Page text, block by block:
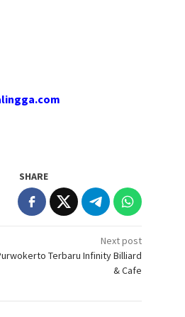
SHARE
Next post
Terbaru Infinity Billiard
& Cafe